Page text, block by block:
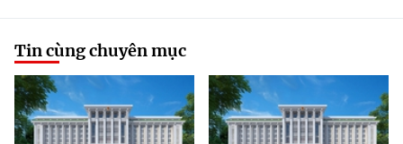
Tin cùng chuyên mục